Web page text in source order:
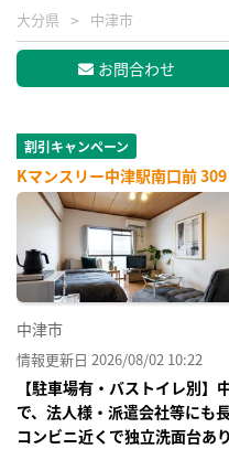
大分県 中津市
お問合わせ
割引キャンペーン
Kマンスリー中津駅南口前
中津市
情報更新日 2026/08/02 10:22
【駐車場有・バストイレ別
で、法人様・派遣会社等にも
コンビニ近くで独立洗面台あ